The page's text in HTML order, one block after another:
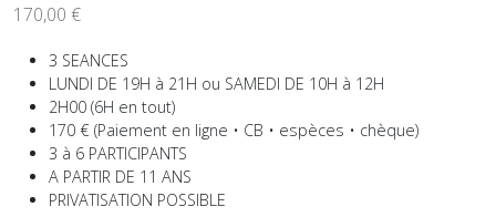
170,00 €
3 SEANCES
LUNDI DE 19H à 21H ou SAMEDI DE 10H à 12H
2H00 (6H en tout)
170 € (Paiement en ligne • CB • espèces • chèque)
3 à 6 PARTICIPANTS
A PARTIR DE 11 ANS
PRIVATISATION POSSIBLE